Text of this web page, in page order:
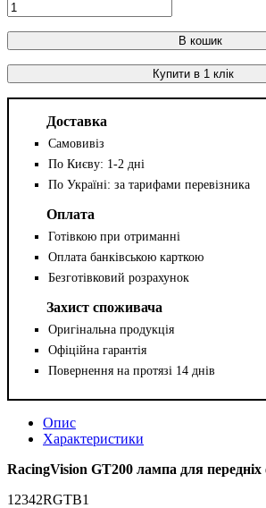
В кошик
Купити в 1 клік
Доставка
Самовивіз
По Києву: 1-2 дні
По Україні: за тарифами перевізника
Оплата
Готівкою при отриманні
Оплата банківською карткою
Безготівковий розрахунок
Захист споживача
Оригінальна продукція
Офіційна гарантія
Повернення на протязі 14 днів
Опис
Характеристики
RacingVision GT200 лампа для
12342RGTВ1